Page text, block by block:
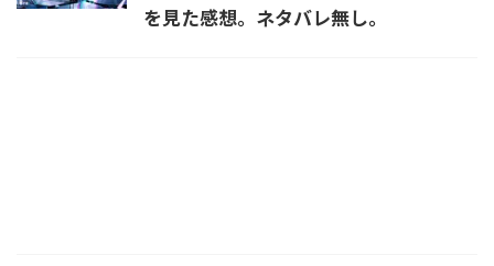
を見た感想。ネタバレ無し。